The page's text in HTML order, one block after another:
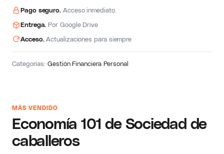
MÁS VENDIDO
Economía 101 de Sociedad de
caballeros
Pago seguro. Acceso inmediato.
Entrega. Por Google Drive
Acceso.Actualizaciones para siempre
Categorías:Gestión Financiera Personal